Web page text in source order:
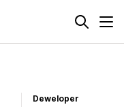
Deweloper